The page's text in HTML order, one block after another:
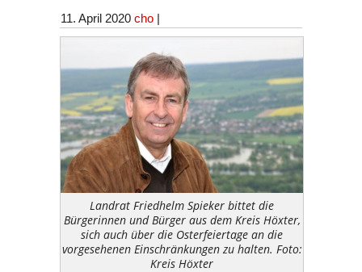
11. April 2020 cho |
Landrat Friedhelm Spieker bittet die
Bürgerinnen und Bürger aus dem Kreis Höxter,
sich auch über die Osterfeiertage an die
vorgesehenen Einschränkungen zu halten. Foto:
Kreis Höxter